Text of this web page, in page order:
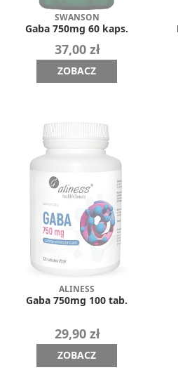
SWANSON
Gaba 750mg 60 kaps.
37,00 zł
ZOBACZ
ALINESS
Gaba 750mg 100 tab.
29,90 zł
ZOBACZ